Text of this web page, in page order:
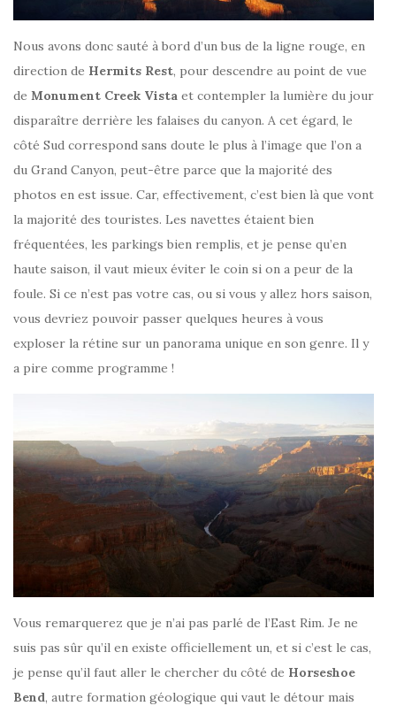
Nous avons donc sauté à bord d’un bus de la ligne rouge, en
direction de Hermits Rest, pour descendre au point de vue
de Monument Creek Vista et contempler la lumière du jour
disparaître derrière les falaises du canyon. A cet égard, le
côté Sud correspond sans doute le plus à l’image que l’on a
du Grand Canyon, peut-être parce que la majorité des
photos en est issue. Car, effectivement, c’est bien là que vont
la majorité des touristes. Les navettes étaient bien
fréquentées, les parkings bien remplis, et je pense qu’en
haute saison, il vaut mieux éviter le coin si on a peur de la
foule. Si ce n’est pas votre cas, ou si vous y allez hors saison,
vous devriez pouvoir passer quelques heures à vous
exploser la rétine sur un panorama unique en son genre. Il y
a pire comme programme !
Vous remarquerez que je n’ai pas parlé de l’East Rim. Je ne
suis pas sûr qu’il en existe officiellement un, et si c’est le cas,
je pense qu’il faut aller le chercher du côté de Horseshoe
Bend, autre formation géologique qui vaut le détour mais